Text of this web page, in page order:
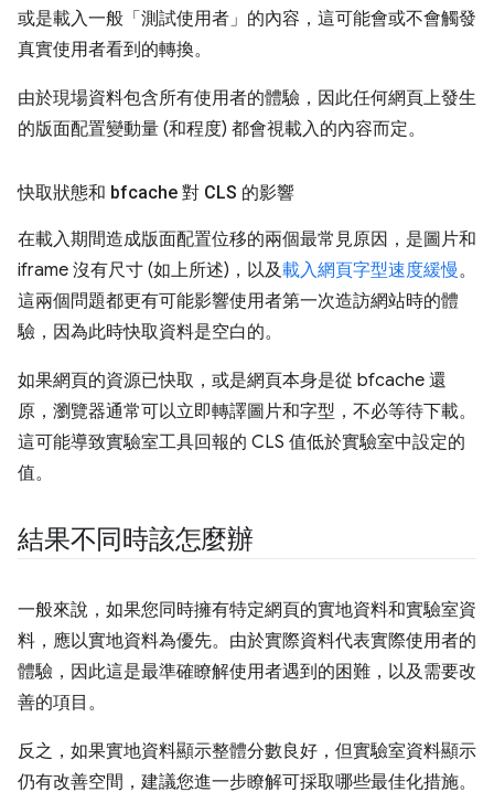
或是載入一般「測試使用者」的內容，這可能會或不會觸發
真實使用者看到的轉換。
由於現場資料包含所有使用者的體驗，因此任何網頁上發生
的版面配置變動量 (和程度) 都會視載入的內容而定。
快取狀態和 bfcache 對 CLS 的影響
在載入期間造成版面配置位移的兩個最常見原因，是圖片和
iframe 沒有尺寸 (如上所述)，以及載入網頁字型速度緩慢。
這兩個問題都更有可能影響使用者第一次造訪網站時的體
驗，因為此時快取資料是空白的。
如果網頁的資源已快取，或是網頁本身是從 bfcache 還
原，瀏覽器通常可以立即轉譯圖片和字型，不必等待下載。
這可能導致實驗室工具回報的 CLS 值低於實驗室中設定的
值。
結果不同時該怎麼辦
一般來說，如果您同時擁有特定網頁的實地資料和實驗室資
料，應以實地資料為優先。由於實際資料代表實際使用者的
體驗，因此這是最準確瞭解使用者遇到的困難，以及需要改
善的項目。
反之，如果實地資料顯示整體分數良好，但實驗室資料顯示
仍有改善空間，建議您進一步瞭解可採取哪些最佳化措施。